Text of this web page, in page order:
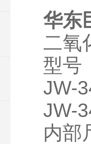
华东
二氧
型号
JW-
JW-
内部